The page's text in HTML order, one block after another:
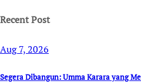
Recent Post
Aug 7, 2026
Segera Dibangun: Umma Karara yang